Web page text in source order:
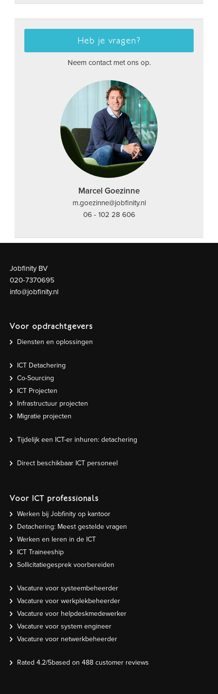
Heb je vragen?
Neem contact met ons op.
Marcel Goezinne
m.goezinne@jobfinity.nl
06 - 102 28 606
Jobfinity BV
020-7370695
info@jobfinity.nl
Voor opdrachtgevers
Diensten en oplossingen
ICT Detachering
Co-Sourcing
ICT Projecten
Infrastructuur projecten
Migratie projecten
Tijdelijk een ICT-er inhuren: detachering
Direct beschikbaar ICT personeel
Voor ICT professionals
Werken bij Jobfinity op kantoor
Detachering: Meest gestelde vragen
Werken en leren in de ICT
ICT Traineeship
Sollicitatiegesprek voorbereiden
Vacature voor systeembeheerder
Vacature voor werkplekbeheerder
Vacature voor helpdeskmedewerker
Vacature voor system engineer
Vacature voor netwerkbeheerder
Rated 4.2/5based on 488 customer reviews